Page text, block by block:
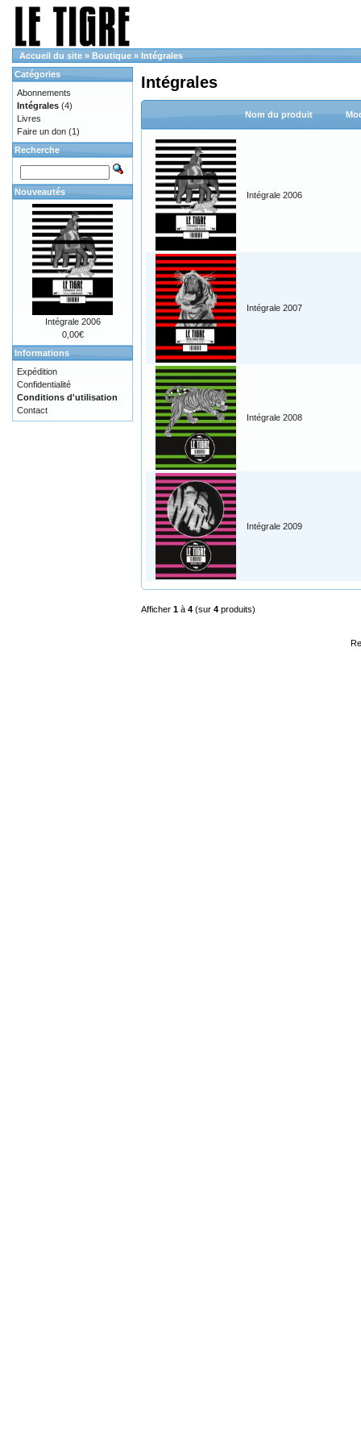
Accueil du site » Boutique » Intégrales
Intégrales
Nom du produit
Intégrale 2006
Intégrale 2007
Intégrale 2008
Intégrale 2009
Afficher 1 à 4 (sur 4 produits)
Catégories
Abonnements
Intégrales (4)
Livres
Faire un don (1)
Recherche
Nouveautés
Intégrale 2006
0,00€
Informations
Expédition
Confidentialité
Conditions d'utilisation
Contact